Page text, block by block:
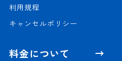
利用規程
キャンセルポリシー
料金について